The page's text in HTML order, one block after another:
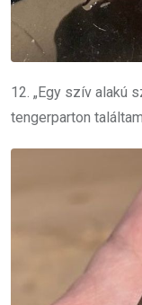
12. „Egy szív alakú
tengerparton